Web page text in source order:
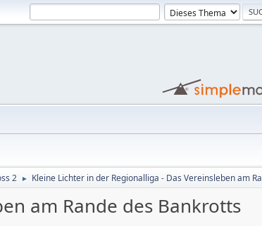
2 ► Kleine Lichter in der Regionalliga - Das Vereinsleben am
am Rande des Bankrotts